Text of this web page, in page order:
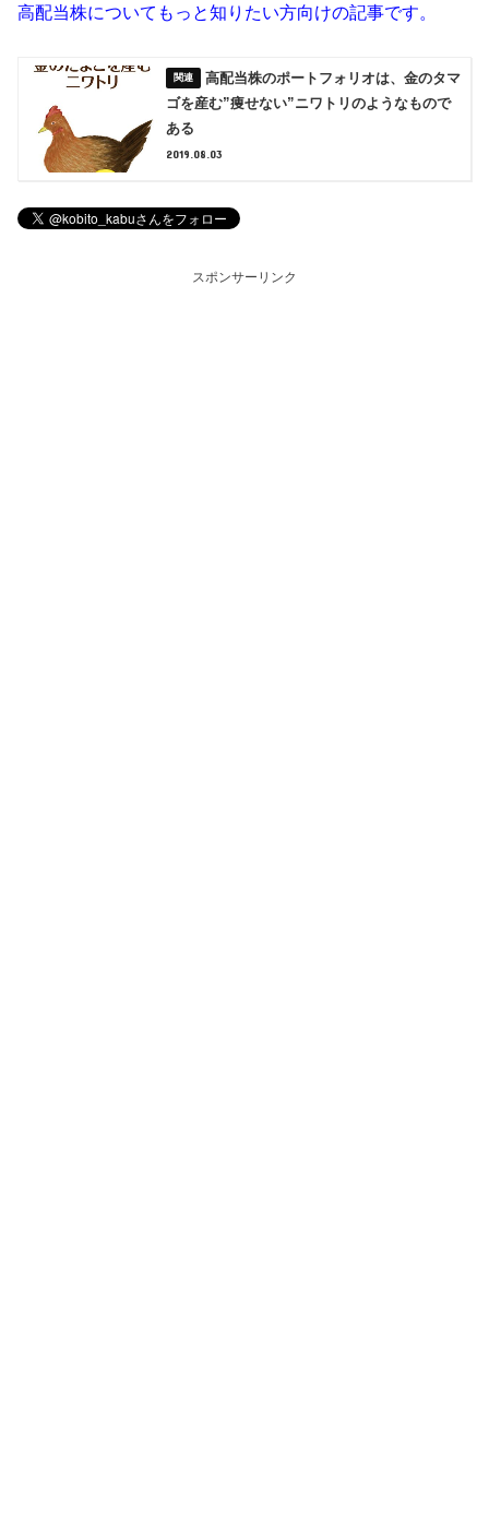
高配当株についてもっと知りたい方向けの記事です。
高配当株のポートフォリオは、金のタマ
ゴを産む”痩せない”ニワトリのようなもので
ある
2019.08.03
スポンサーリンク